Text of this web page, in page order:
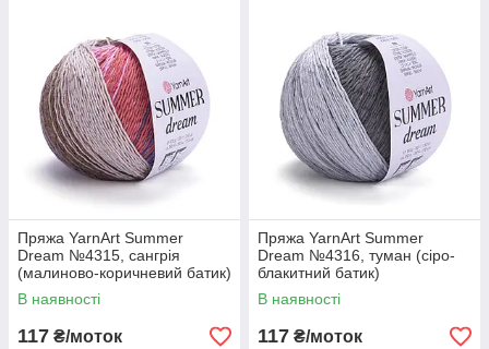
Пряжа YarnArt Summer
Dream №4315, сангрія
(малиново-коричневий батик)
В наявності
117 ₴/моток
Пряжа YarnArt Summer
Dream №4316, туман (сіро-
блакитний батик)
В наявності
117 ₴/моток